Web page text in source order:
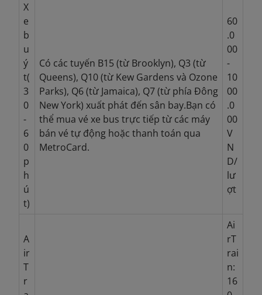
X
e
b
u
ý
t(
3
0
-
6
0
p
h
ú
t)
Có các tuyến B15 (từ Brooklyn), Q3 (từ
Queens), Q10 (từ Kew Gardens và Ozone
Parks), Q6 (từ Jamaica), Q7 (từ phía Đông
New York) xuất phát đến sân bay.Bạn có
thể mua vé xe bus trực tiếp từ các máy
bán vé tự động hoặc thanh toán qua
MetroCard.
60
.0
00
-
10
00
.0
00
V
N
D/
lư
ợt
A
ir
T
r
Ai
rT
rai
n:
16